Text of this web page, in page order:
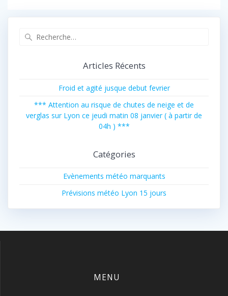
Articles Récents
Froid et agité jusque debut fevrier
*** Attention au risque de chutes de neige et de
verglas sur Lyon ce jeudi matin 08 janvier ( à partir de
04h ) ***
Catégories
Evènements météo marquants
Prévisions météo Lyon 15 jours
MENU